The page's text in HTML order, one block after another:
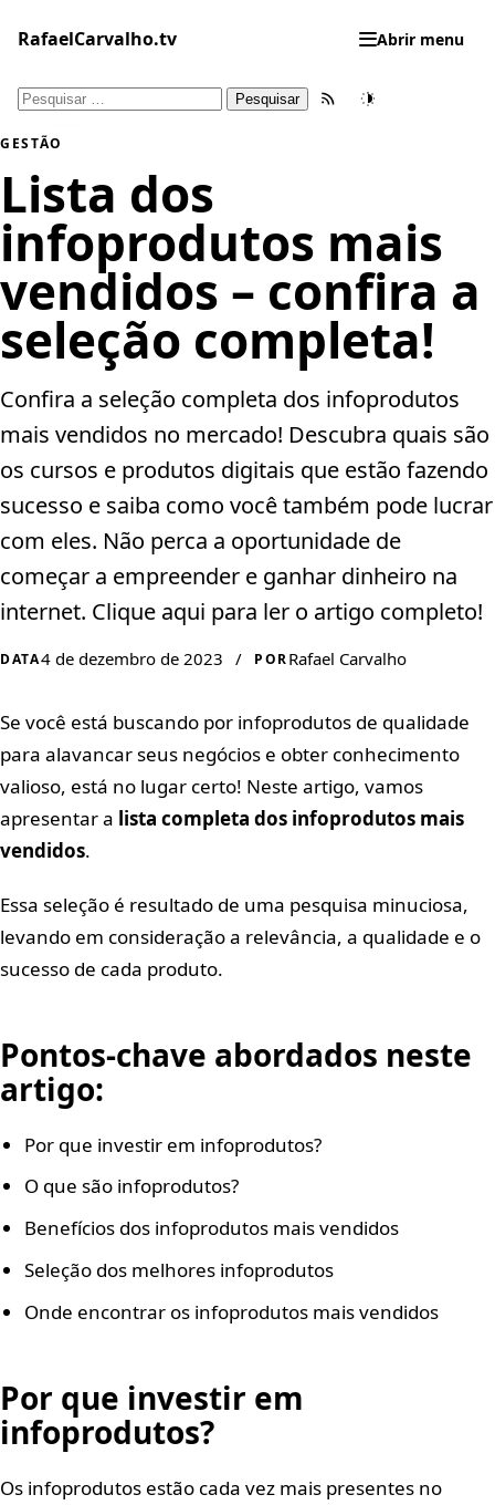
para
conteúdo
RafaelCarvalho.tv Abrir menu
Pesquisar
Feed RSSTema
GESTÃO
Lista dos
infoprodutos mais
vendidos – confira a
seleção completa!
Confira a seleção completa dos infoprodutos
mais vendidos no mercado! Descubra quais são
os cursos e produtos digitais que estão fazendo
sucesso e saiba como você também pode lucrar
com eles. Não perca a oportunidade de
começar a empreender e ganhar dinheiro na
internet. Clique aqui para ler o artigo completo!
DATA4 de dezembro de 2023 / PORRafael Carvalho
Se você está buscando por infoprodutos de qualidade
para alavancar seus negócios e obter conhecimento
valioso, está no lugar certo! Neste artigo, vamos
apresentar a lista completa dos infoprodutos mais
vendidos.
Essa seleção é resultado de uma pesquisa minuciosa,
levando em consideração a relevância, a qualidade e o
sucesso de cada produto.
Pontos-chave abordados neste
artigo:
Por que investir em infoprodutos?
O que são infoprodutos?
Benefícios dos infoprodutos mais vendidos
Seleção dos melhores infoprodutos
Onde encontrar os infoprodutos mais vendidos
Por que investir em
infoprodutos?
Os infoprodutos estão cada vez mais presentes no